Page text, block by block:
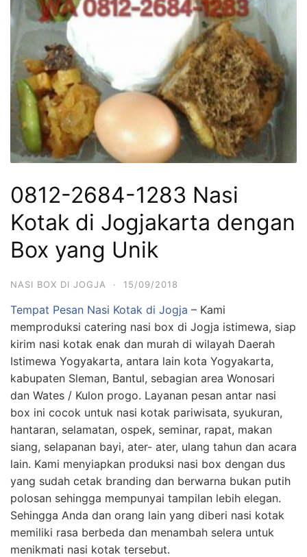
0812-2684-1283 Nasi
Kotak di Jogjakarta dengan
Box yang Unik
NASI BOX DI JOGJA · 15/09/2018
Tempat Pesan Nasi Kotak di Jogja – Kami
memproduksi catering nasi box di Jogja istimewa, siap
kirim nasi kotak enak dan murah di wilayah Daerah
Istimewa Yogyakarta, antara lain kota Yogyakarta,
kabupaten Sleman, Bantul, sebagian area Wonosari
dan Wates / Kulon progo. Layanan pesan antar nasi
box ini cocok untuk nasi kotak pariwisata, syukuran,
hantaran, selamatan, ospek, seminar, rapat, makan
siang, selapanan bayi, ater- ater, ulang tahun dan acara
lain. Kami menyiapkan produksi nasi box dengan dus
yang sudah cetak branding dan berwarna bukan putih
polosan sehingga mempunyai tampilan lebih elegan.
Sehingga Anda dan orang lain yang diberi nasi kotak
memiliki rasa berbeda dan menambah selera untuk
menikmati nasi kotak tersebut.